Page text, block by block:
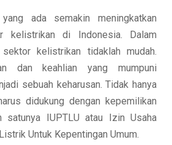
ada semakin meningkatkan
kelistrikan di Indonesia. Dalam
kelistrikan tidaklah mudah.
dan keahlian yang mumpuni
sebuah keharusan. Tidak hanya
didukung dengan kepemilikan
satunya IUPTLU atau Izin Usaha
Untuk Kepentingan Umum.